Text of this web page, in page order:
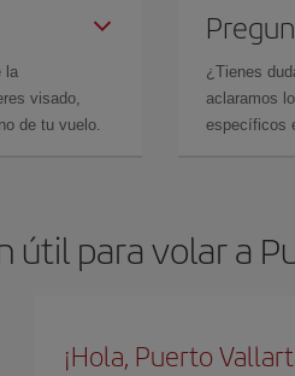
la
visado,
de tu vuelo.
¿Tienes
aclaramos
específicos
útil para volar a
¡Hola, Puerto